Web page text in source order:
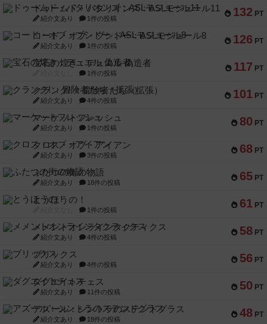
132 PT
ドゥームド・バタリオンズ：ASLモジュール11
紹介文あり 1件の投稿
126 PT
コード・オブ・ブシドー：ASLモジュール8
紹介文あり 1件の投稿
117 PT
宝石の煌き：デュエル 偽造者
1件の投稿
101 PT
クランク! ：冒険者たち（拡張）
紹介文あり 4件の投稿
80 PT
マーケットフレッシュ
紹介文あり 1件の投稿
68 PT
クロス・オブ・アイアン
紹介文あり 3件の投稿
65 PT
ふたつの街の物語
紹介文あり 18件の投稿
61 PT
とうほうの！
1件の投稿
58 PT
メメントオンラインタクティクス
紹介文あり 4件の投稿
56 PT
ブリックス
紹介文あり 4件の投稿
50 PT
ダグエイトチェス
紹介文あり 11件の投稿
48 PT
アズール：シントラのステンドグラス
紹介文あり 18件の投稿